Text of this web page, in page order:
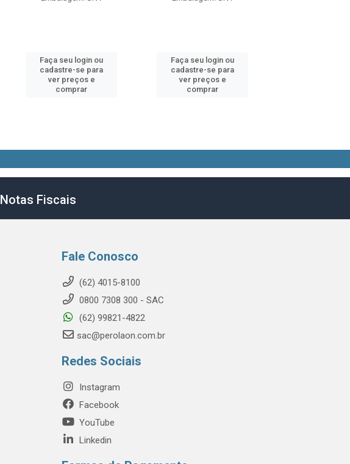
Faça seu login ou
cadastre-se para
ver preços e
comprar
Faça seu login ou
cadastre-se para
ver preços e
comprar
Notas Fiscais
Fale Conosco
(62) 4015-8100
0800 7308 300 - SAC
(62) 99821-4822
sac@perolaon.com.br
Redes Sociais
Instagram
Facebook
YouTube
Linkedin